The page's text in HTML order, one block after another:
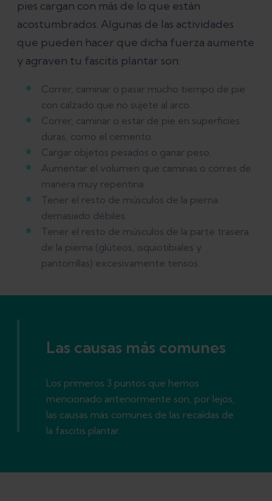
pies cargan con más de lo que están
acostumbrados. Algunas de las actividades
que pueden hacer que dicha fuerza aumente
y agraven tu fascitis plantar son:
Correr, caminar o pasar mucho tiempo de pie
con calzado que no sujete al arco.
Correr, caminar o estar de pie en superficies
duras, como el cemento.
Cargar objetos pesados o ganar peso.
Aumentar el volumen que caminas o corres de
manera muy repentina.
Tener el resto de músculos de la pierna
demasiado débiles.
Tener el resto de músculos de la parte trasera
de la pierna (glúteos, isquiotibiales y
pantorrillas) excesivamente tensos.
Las causas más comunes
Los primeros 3 puntos que hemos
mencionado anteriormente son, por lejos,
las causas más comunes de las recaídas de
la fascitis plantar.